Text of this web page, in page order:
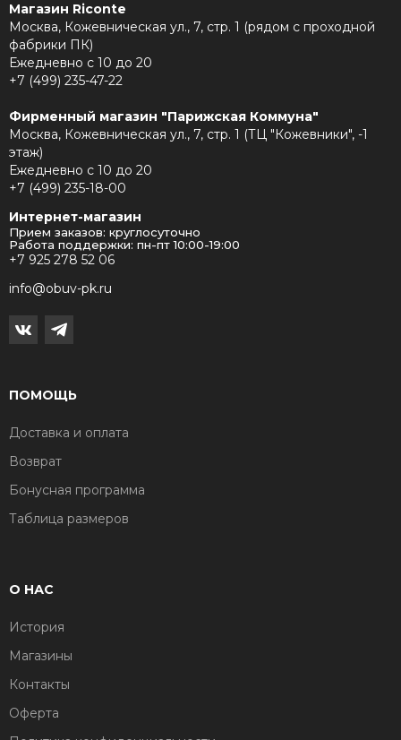
Магазин Riconte
Москва, Кожевническая ул., 7, стр. 1 (рядом с проходной
фабрики ПК)
Ежедневно с 10 до 20
+7 (499) 235-47-22
Фирменный магазин "Парижская Коммуна"
Москва, Кожевническая ул., 7, стр. 1 (ТЦ "Кожевники", -1
этаж)
Ежедневно с 10 до 20
+7 (499) 235-18-00
Интернет-магазин
Прием заказов: круглосуточно
Работа поддержки: пн-пт 10:00-19:00
+7 925 278 52 06
info@obuv-pk.ru
ПОМОЩЬ
Доставка и оплата
Возврат
Бонусная программа
Таблица размеров
О НАС
История
Магазины
Контакты
Оферта